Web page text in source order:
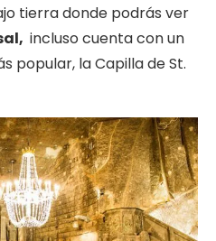
tierra donde podrás ver
incluso cuenta con un
popular, la Capilla de St.